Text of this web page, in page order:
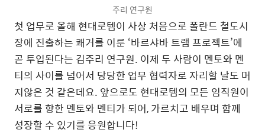
주리 연구원
첫 업무로 올해 현대로템이 사상 처음으로 폴란드 철도시
장에 진출하는 쾌거를 이룬 ‘바르샤바 트램 프로젝트’에
곧 투입된다는 김주리 연구원. 이제 두 사람이 멘토와 멘
티의 사이를 넘어서 당당한 업무 협력자로 자리할 날도 머
지않은 것 같은데요. 앞으로도 현대로템의 모든 임직원이
서로를 향한 멘토와 멘티가 되어, 가르치고 배우며 함께
성장할 수 있기를 응원합니다!